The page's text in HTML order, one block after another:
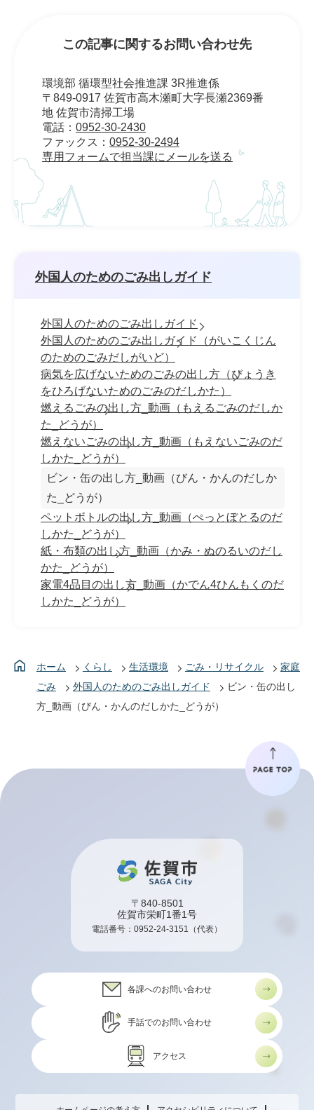
この記事に関するお問い合わせ先
環境部 循環型社会推進課 3R推進係
〒849-0917 佐賀市高木瀬町大字長瀬2369番
地 佐賀市清掃工場
電話： 0952-30-2430
ファックス： 0952-30-2494
専用フォームで担当課にメールを送る
外国人のためのごみ出しガイド
外国人のためのごみ出しガイド
外国人のためのごみ出しガイド（がいこくじん
のためのごみだしがいど）
病気を広げないためのごみの出し方（びょうき
をひろげないためのごみのだしかた）
燃えるごみの出し方_動画（もえるごみのだしか
た_どうが）
燃えないごみの出し方_動画（もえないごみのだ
しかた_どうが）
ビン・缶の出し方_動画（びん・かんのだしか
た_どうが）
ペットボトルの出し方_動画（ぺっとぼとるのだ
しかた_どうが）
紙・布類の出し方_動画（かみ・ぬのるいのだし
かた_どうが）
家電4品目の出し方_動画（かでん4ひんもくのだ
しかた_どうが）
ホーム くらし 生活環境 ごみ・リサイクル
家庭
ごみ
外国人のためのごみ出しガイド
ビン・缶の出し
方_動画（びん・かんのだしかた_どうが）
〒840-8501
佐賀市栄町1番1号
電話番号： 0952-24-3151 （代表）
各課へのお問い合わせ
手話でのお問い合わせ
アクセス